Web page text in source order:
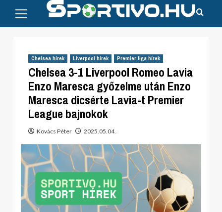
content
Menu
Chelsea hírek Liverpool hírek Premier liga hírek
Chelsea 3-1 Liverpool Romeo Lavia
Enzo Maresca győzelme után Enzo
Maresca dicsérte Lavia-t Premier
League bajnokok
Kovács Péter 2025.05.04.